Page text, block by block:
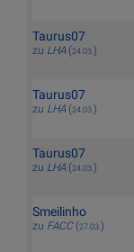
Taurus07
zu LHA(24.03.)
Taurus07
zu LHA(24.03.)
Taurus07
zu LHA(24.03.)
Smeilinho
zu FACC(27.03.)